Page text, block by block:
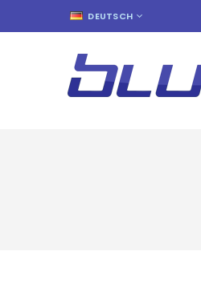
SPRACHEDEUTSCH